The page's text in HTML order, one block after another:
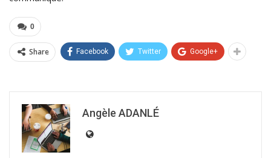
0
Share Facebook Twitter Google+
Angèle ADANLÉ